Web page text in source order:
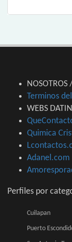
NOSOTROS
Terminos
WEBS
Quimica
Adanel.com
Perfiles por
Cuilapan
Puerto